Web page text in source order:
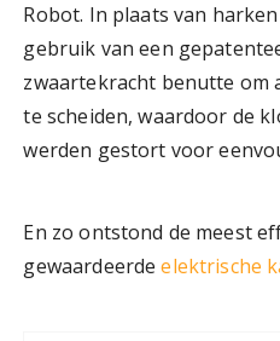
Robot. In plaats van
gebruik van een
zwaartekracht benutte om
te scheiden, waardoor de
werden gestort voor
En zo ontstond de meest
gewaardeerdeelektrische